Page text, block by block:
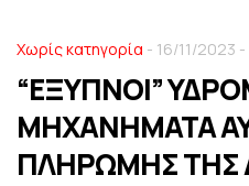
Χωρίς κατηγορία - 16/11/2023 -
“ΕΞΥΠΝΟΙ”
ΜΗΧΑΝΗΜΑΤΑ
ΠΛΗΡΩΜΗΣ ΤΗΣ